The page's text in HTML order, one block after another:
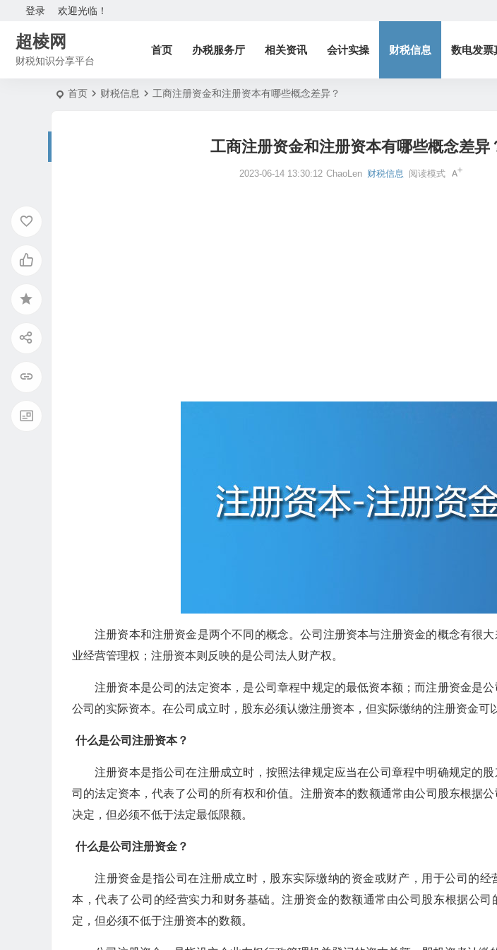
欢迎光临！
登录
超棱网
财税知识分享平台
首页 办税服务厅 相关资讯 会计实操 财税信息 数电发票
首页 财税信息 工商注册资金和注册资本有哪些概念差异？
工商注册资金和注册资本有哪些概念差异
2023-06-14 13:30:12 ChaoLen 财税信息 阅读模式
注册资本和注册资金是两个不同的概念。公司注册资本与注册资金的概念有很
业经营管理权；注册资本则反映的是公司法人财产权。
注册资本是公司的法定资本，是公司章程中规定的最低资本额；而注册资金是
公司的实际资本。在公司成立时，股东必须认缴注册资本，但实际缴纳的注册资金可
什么是公司注册资本？
注册资本是指公司在注册成立时，按照法律规定应当在公司章程中明确规定的
司的法定资本，代表了公司的所有权和价值。注册资本的数额通常由公司股东根据
决定，但必须不低于法定最低限额。
什么是公司注册资金？
注册资金是指公司在注册成立时，股东实际缴纳的资金或财产，用于公司的经
本，代表了公司的经营实力和财务基础。注册资金的数额通常由公司股东根据公司
定，但必须不低于注册资本的数额。